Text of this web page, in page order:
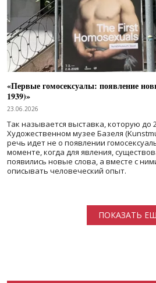
«Первые гомосексуалы: появление
1939)»
23.06.2026
Так называется выставка, которую до
Художественном музее Базеля
речь идет не о появлении
моменте, когда для явления,
появились новые слова, а вместе с
описывать человеческий опыт.
ПОКАЗАТЬ